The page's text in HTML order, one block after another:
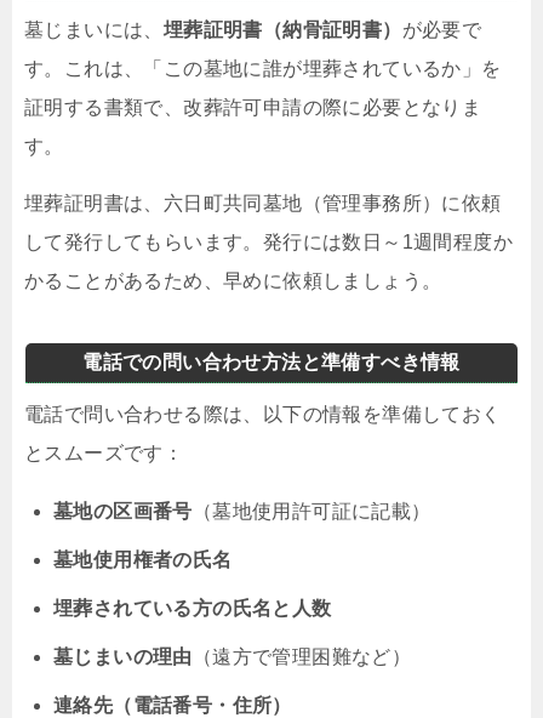
墓じまいには、 埋葬証明書（納骨証明書） が必要で
す。これは、「この墓地に誰が埋葬されているか」を
証明する書類で、改葬許可申請の際に必要となりま
す。
埋葬証明書は、六日町共同墓地（管理事務所）に依頼
して発行してもらいます。発行には数日～1週間程度か
かることがあるため、早めに依頼しましょう。
電話での問い合わせ方法と準備すべき情報
電話で問い合わせる際は、以下の情報を準備しておく
とスムーズです：
墓地の区画番号 （墓地使用許可証に記載）
墓地使用権者の氏名
埋葬されている方の氏名と人数
墓じまいの理由 （遠方で管理困難など）
連絡先（電話番号・住所）